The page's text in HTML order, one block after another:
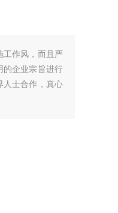
工作风，而且严
的企业宗旨进行
人士合作，真心